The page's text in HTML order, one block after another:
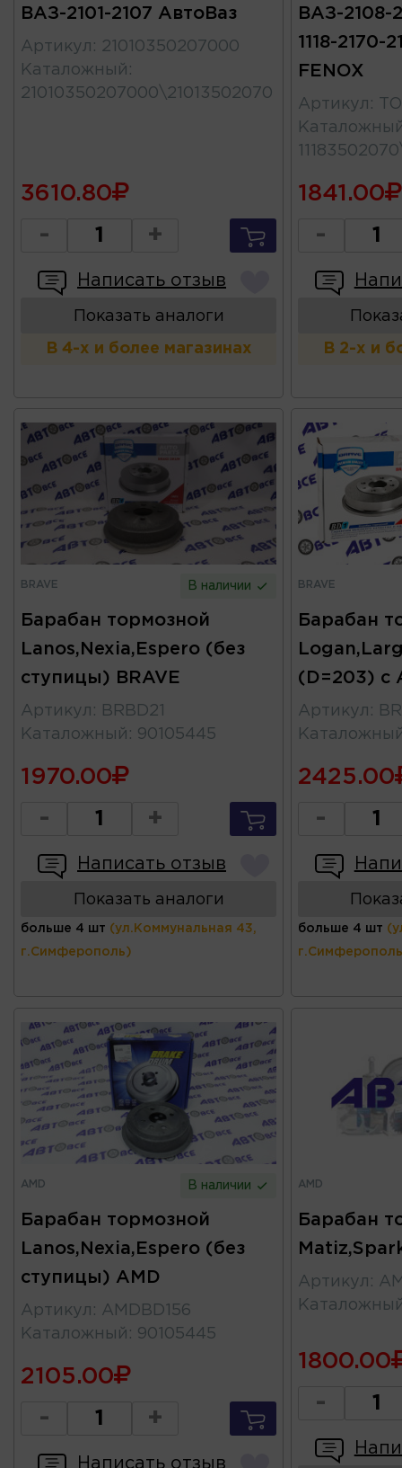
ВАЗ-2101-2107 АвтоВаз
Артикул : 21010350207000
Каталожный :
21010350207000\21013502070
3610.80
- +
Написать отзыв
Показать аналоги
В 4-х и более магазинах
ВАЗ-2108-
1118-2170-
FENOX
Артикул :
1841.00
-
В 2-х и
BRAVE В наличии
Барабан тормозной
Lanos,Nexia,Espero (без
ступицы) BRAVE
Артикул :
BRBD21
Каталожный : 90105445
1970.00
- +
Написать отзыв
Показать аналоги
больше 4 шт (ул.Коммунальная 43,
г.Симферополь)
BRAVE
Барабан
(D=203) c
Артикул :
2425.00
-
больше 4 шт
AMD В наличии
Барабан тормозной
Lanos,Nexia,Espero (без
ступицы) AMD
Артикул : AMDBD156
Каталожный : 90105445
2105.00
- +
Написать отзыв
AMD
Барабан
Артикул :
1800.00
-